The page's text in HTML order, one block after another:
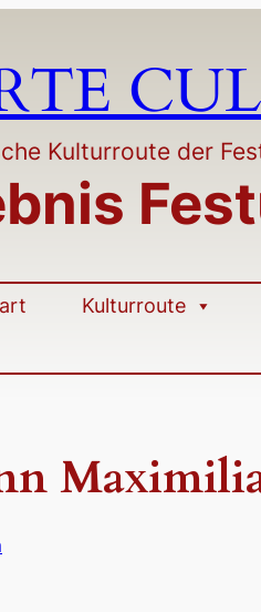
Kulturroute der
Kulturroute